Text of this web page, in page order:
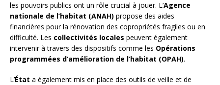
les pouvoirs publics ont un rôle crucial à jouer. L’Agence
nationale de l’habitat (ANAH) propose des aides
financières pour la rénovation des copropriétés fragiles ou en
difficulté. Les collectivités locales peuvent également
intervenir à travers des dispositifs comme les Opérations
programmées d’amélioration de l’habitat (OPAH).
L’État a également mis en place des outils de veille et de